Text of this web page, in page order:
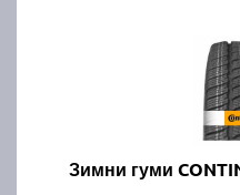
Зимни гуми